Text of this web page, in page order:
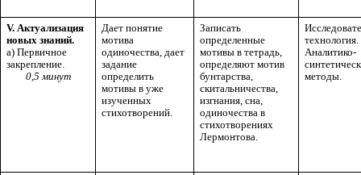
V. Актуализация
новых знаний.
а) Первичное
закрепление.
0,5 минут
Дает понятие
мотива
одиночества, дает
задание
определить
мотивы в уже
изученных
стихотворений.
Записать
определенные
мотивы в тетрадь,
определяют мотив
бунтарства,
скитальничества,
изгнания, сна,
одиночества в
стихотворениях
Лермонтова.
технология.
Аналитико-
методы.